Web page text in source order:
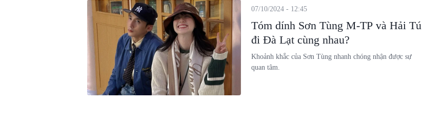
Tóm dính Sơn Tùng M-TP và Hải Tú
đi Đà Lạt cùng nhau?
07/10/2024 - 12:45
Khoảnh khắc của Sơn Tùng nhanh chóng nhận được sự
quan tâm.